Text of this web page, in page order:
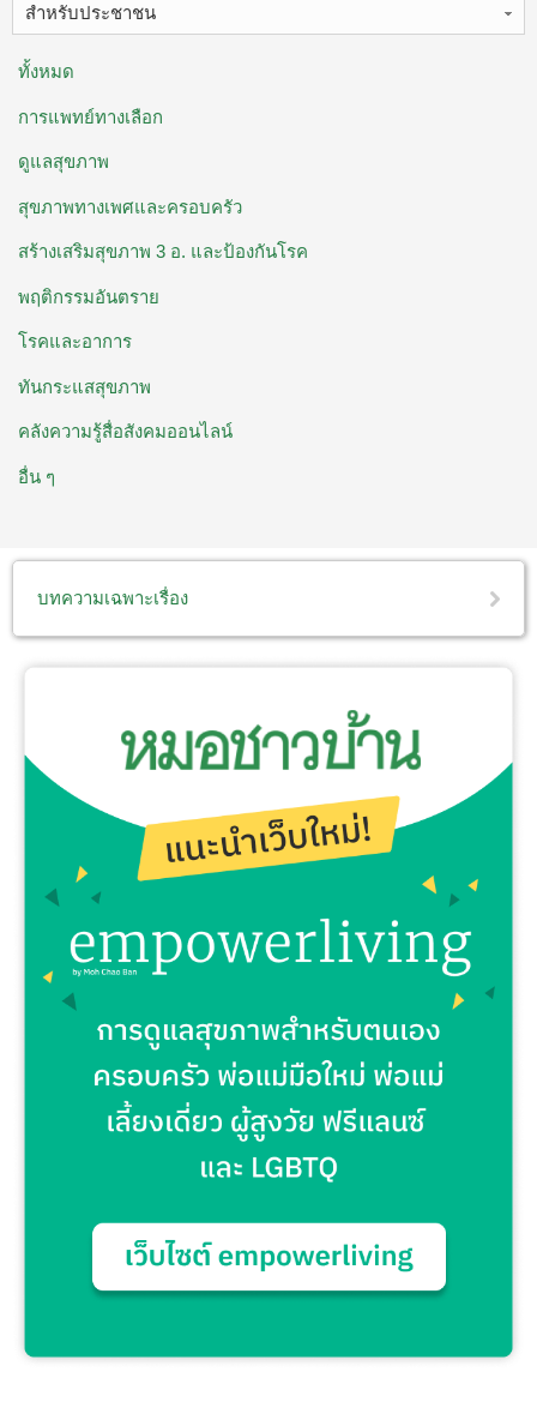
สำหรับประชาชน
ทั้งหมด
การแพทย์ทางเลือก
ดูแลสุขภาพ
สุขภาพทางเพศและครอบครัว
สร้างเสริมสุขภาพ 3 อ. ​และป้องกันโรค
พฤติกรรมอันตราย
โรคและอาการ
ทันกระแสสุขภาพ
คลังความรู้สื่อสังคมออนไลน์
อื่น ๆ
บทความเฉพาะเรื่อง